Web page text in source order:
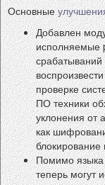
Основные
Добавлен
исполняемые
проверке
ПО техники
уклонения от
как
Помимо языка
теперь могут